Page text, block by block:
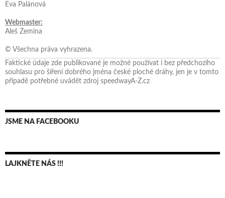
Eva Palánová
Webmaster:
Aleš Zemina
© Všechna práva vyhrazena.
Faktické údaje zde publikované je možné používat i bez předchozího
souhlasu pro šíření dobrého jména české ploché dráhy, jen je v tomto
případě potřebné uvádět zdroj speedwayA-Z.cz
JSME NA FACEBOOKU
LAJKNĚTE NÁS !!!